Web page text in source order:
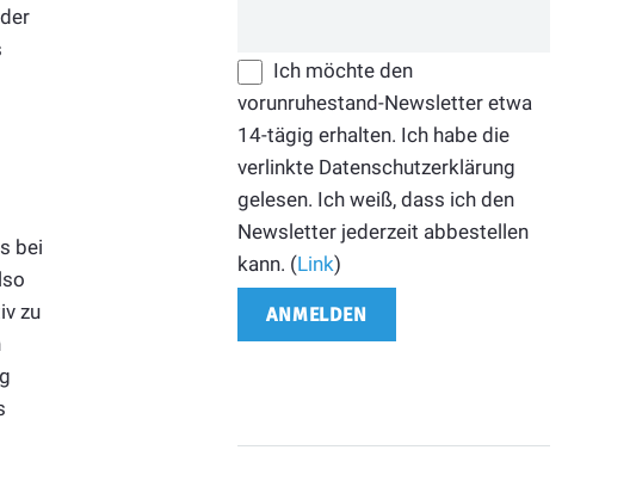
bei
zu
Ich möchte den
vorunruhestand-Newsletter etwa
14-tägig erhalten. Ich habe die
verlinkte Datenschutzerklärung
gelesen. Ich weiß, dass ich den
Newsletter jederzeit abbestellen
kann. (Link)